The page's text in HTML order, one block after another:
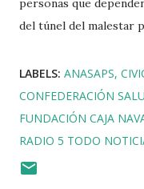
personas que
del túnel del malestar
LABELS: ANASAPS
CONFEDERACIÓN
FUNDACIÓN CAJA
RADIO 5 TODO